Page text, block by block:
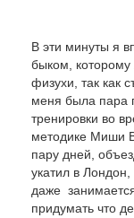
В эти минуты я
быком, которому
физухи, так как
меня была пара
тренировки во
методике Миши
пару дней,
укатил в Лондон,
даже
придумать что